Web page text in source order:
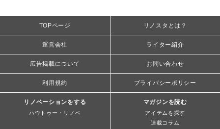
TOPページ リノスタとは？
運営会社 ライター紹介
広告掲載について お問い合わせ
利用規約 プライバシーポリシー
リノベーションをする
ハウトゥー・リノベ
マガジンを読む
アイテムを探す
連載コラム